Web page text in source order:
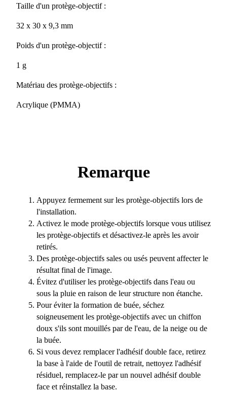
Taille d'un protège-objectif :
32 x 30 x 9,3 mm
Poids d'un protège-objectif :
1 g
Matériau des protège-objectifs :
Acrylique (PMMA)
Remarque
Appuyez fermement sur les protège-objectifs lors de
l'installation.
Activez le mode protège-objectifs lorsque vous utilisez
les protège-objectifs et désactivez-le après les avoir
retirés.
Des protège-objectifs sales ou usés peuvent affecter le
résultat final de l'image.
Évitez d'utiliser les protège-objectifs dans l'eau ou
sous la pluie en raison de leur structure non étanche.
Pour éviter la formation de buée, séchez
soigneusement les protège-objectifs avec un chiffon
doux s'ils sont mouillés par de l'eau, de la neige ou de
la buée.
Si vous devez remplacer l'adhésif double face, retirez
la base à l'aide de l'outil de retrait, nettoyez l'adhésif
résiduel, remplacez-le par un nouvel adhésif double
face et réinstallez la base.